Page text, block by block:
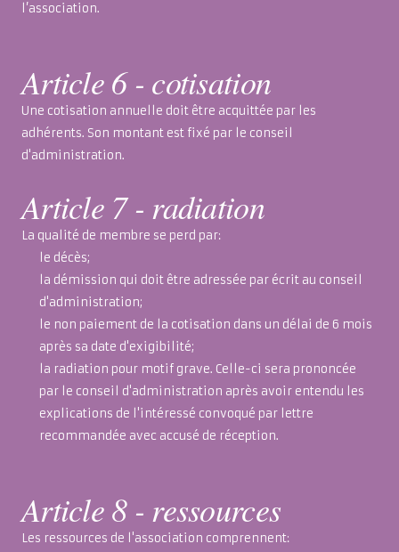
l’association.
Article 6 - cotisation
Une cotisation annuelle doit être acquittée par les
adhérents. Son montant est fixé par le conseil
d'administration.
Article 7 - radiation
La qualité de membre se perd par:
le décès;
la démission qui doit être adressée par écrit au conseil
d'administration;
le non paiement de la cotisation dans un délai de 6 mois
après sa date d'exigibilité;
la radiation pour motif grave. Celle-ci sera prononcée
par le conseil d'administration après avoir entendu les
explications de l'intéressé convoqué par lettre
recommandée avec accusé de réception.
Article 8 - ressources
Les ressources de l'association comprennent: